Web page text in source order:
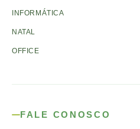
INFORMÁTICA
NATAL
OFFICE
FALE CONOSCO